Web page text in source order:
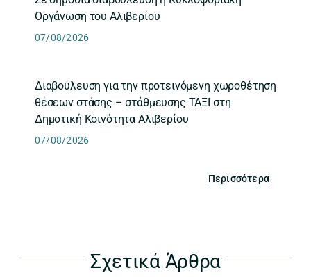
Οργάνωση του Αλιβερίου
07/08/2026
Διαβούλευση για την προτεινόμενη χωροθέτηση
θέσεων στάσης – στάθμευσης ΤΑΞΙ στη
Δημοτική Κοινότητα Αλιβερίου
07/08/2026
Περισσότερα
Σχετικά Άρθρα